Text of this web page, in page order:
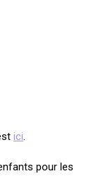
ici.
pour les